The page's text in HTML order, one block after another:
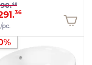
40
36
pc.